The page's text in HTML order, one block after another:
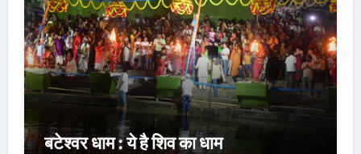
बटेश्वर धाम : ये है शिव का धाम